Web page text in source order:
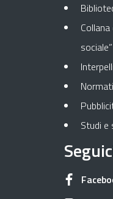
sociale”
Interpelli
Studi